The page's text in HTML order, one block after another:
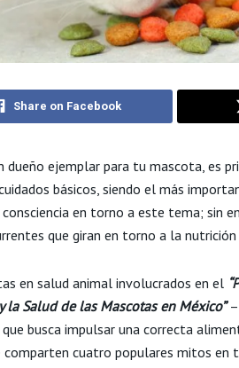
Share on Facebook
dueño ejemplar para tu mascota, es
básicos, siendo el más
consciencia en torno a este tema; sin
que giran en torno a la
en salud animal involucrados en el
la Salud de las Mascotas en México”
que busca impulsar una correcta
comparten cuatro populares mitos